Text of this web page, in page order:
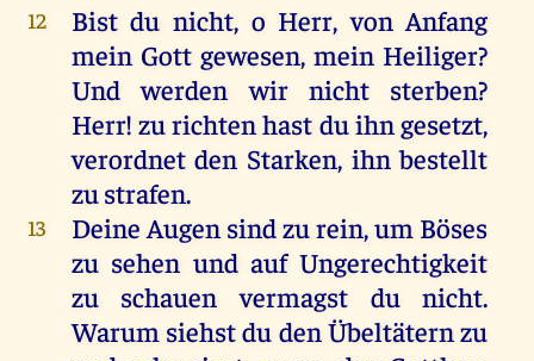
12
Bist du nicht, o Herr, von Anfang
mein Gott gewesen, mein Heiliger?
Und werden wir nicht sterben?
Herr! zu richten hast du ihn gesetzt,
verordnet den Starken, ihn bestellt
zu strafen.
13
Deine Augen sind zu rein, um Böses
zu sehen und auf Ungerechtigkeit
zu schauen vermagst du nicht.
Warum siehst du den Übeltätern zu